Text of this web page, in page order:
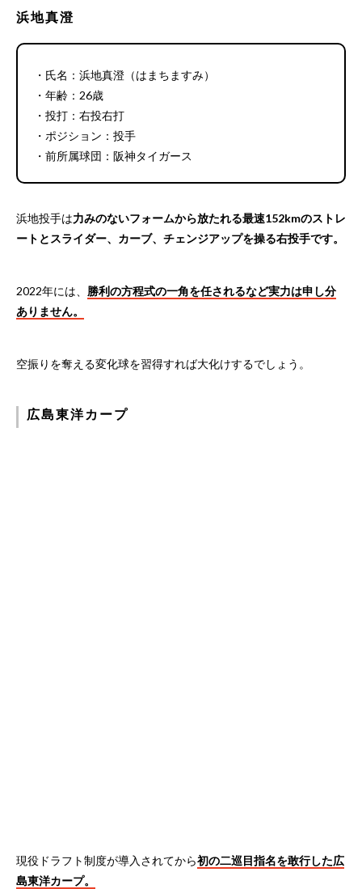
浜地真澄
・氏名：浜地真澄（はまちますみ）
・年齢：26歳
・投打：右投右打
・ポジション：投手
・前所属球団：阪神タイガース
浜地投手は力みのないフォームから放たれる最速152kmのストレ
ートとスライダー、カーブ、チェンジアップを操る右投手です。
2022年には、 勝利の方程式の一角を任されるなど実力は申し分
ありません。
空振りを奪える変化球を習得すれば大化けするでしょう。
広島東洋カープ
現役ドラフト制度が導入されてから初の二巡目指名を敢行した広
島東洋カープ。